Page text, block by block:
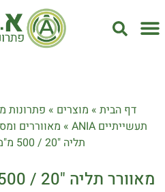
דף הבית » מוצרים » פתרונות
תעשייתיים ANIA
» מאווררים
תליה "20 / 500 מ"מ ANIA FB-50
מאוורר תליה "20 / 500 מ"מ ANIA FB-50